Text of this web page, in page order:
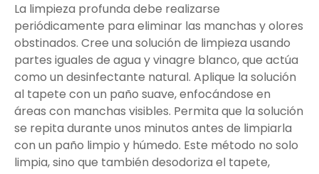
La limpieza profunda debe realizarse
periódicamente para eliminar las manchas y olores
obstinados. Cree una solución de limpieza usando
partes iguales de agua y vinagre blanco, que actúa
como un desinfectante natural. Aplique la solución
al tapete con un paño suave, enfocándose en
áreas con manchas visibles. Permita que la solución
se repita durante unos minutos antes de limpiarla
con un paño limpio y húmedo. Este método no solo
limpia, sino que también desodoriza el tapete,